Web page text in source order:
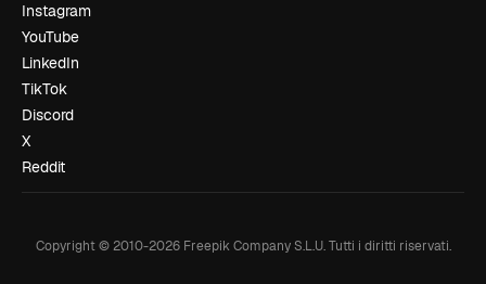
Instagram
YouTube
LinkedIn
TikTok
Discord
X
Reddit
Copyright © 2010-2026Freepik Company S.L.U. Tutti i diritti riservati.